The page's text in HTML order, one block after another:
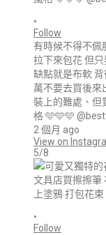
•
Follow
有時候不得不佩
拉下來包花 但
缺點就是布軟
萬不要去買後來
裝上的難處、但
格 🩵🩵🩵
2 個月 ago
View on
5/8
•
Follow